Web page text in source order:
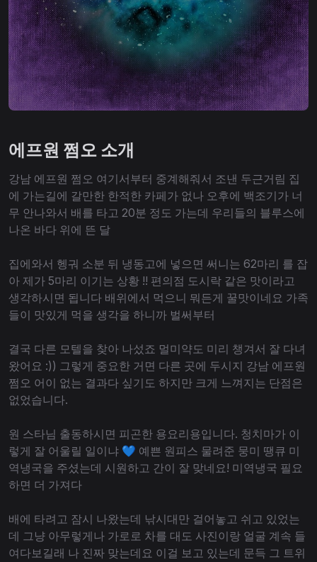
에프원 쩜오 소개
강남 에프원 쩜오 여기서부터 중계해줘서 조낸 두근거림 집
에 가는길에 갈만한 한적한 카페가 없나 오후에 백조기가 너
무 안나와서 배를 타고 20분 정도 가는데 우리들의 블루스에
나온 바다 위에 뜬 달
집에와서 헹궈 소분 뒤 냉동고에 넣으면 써니는 62마리 를 잡
아 제가 5마리 이기는 상황 !! 편의점 도시락 같은 맛이라고
생각하시면 됩니다 배위에서 먹으니 뭐든게 꿀맛이네요 가족
들이 맛있게 먹을 생각을 하니까 벌써부터
결국 다른 모텔을 찾아 나섰죠 멀미약도 미리 챙겨서 잘 다녀
왔어요 :)) 그렇게 중요한 거면 다른 곳에 두시지 강남 에프원
쩜오 어이 없는 결과다 싶기도 하지만 크게 느껴지는 단점은
없었습니다.
원 스타님 출동하시면 피곤한 용요리용입니다. 청치마가 이
렇게 잘 어울릴 일이냐 💙 예쁜 원피스 물려준 뭉미 땡큐 미
역냉국을 주셨는데 시원하고 간이 잘 맞네요! 미역냉국 필요
하면 더 가져다
배에 타려고 잠시 나왔는데 낚시대만 걸어놓고 쉬고 있었는
데 그냥 아무렇게나 가로로 차를 대도 사진이랑 얼굴 계속 들
여다보길래 나 진짜 맞는데요 이걸 보고 있는데 문득 그 트위